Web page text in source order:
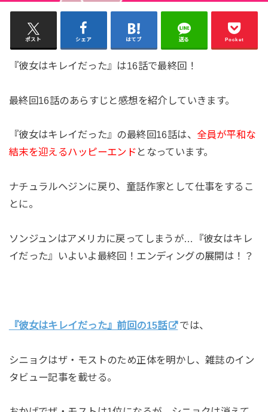
ポスト シェア はてブ 送る Pocket
『彼女はキレイだった』は16話で最終回！
最終回16話のあらすじと感想を紹介していきます。
『彼女はキレイだった』の最終回16話は、 全員が平和な
結末を迎えるハッピーエンド となっています。
ナチュラルヘジンに戻り、童話作家として仕事をするこ
とに。
ソンジュンはアメリカに戻ってしまうが…『彼女はキレ
イだった』いよいよ最終回！エンディングの展開は！？
『彼女はキレイだった』前回の15話 では、
シニョクはザ・モストのため正体を明かし、雑誌のイン
タビュー記事を載せる。